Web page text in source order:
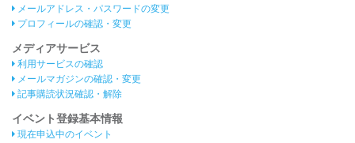
メールアドレス・パスワードの変更
プロフィールの確認・変更
メディアサービス
利用サービスの確認
メールマガジンの確認・変更
記事購読状況確認・解除
イベント登録基本情報
現在申込中のイベント